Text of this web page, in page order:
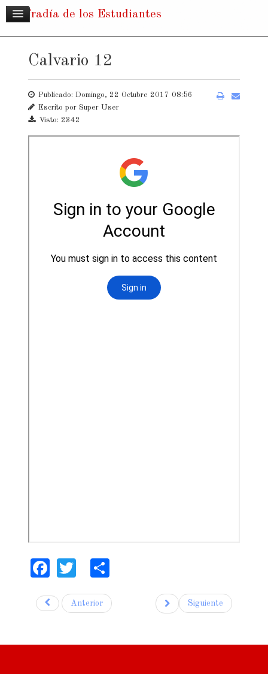
Cofradía de los Estudiantes
Calvario 12
Publicado: Domingo, 22 Octubre 2017 08:56
Escrito por Super User
Visto: 2342
Facebook
Twitter
Anterior Siguiente